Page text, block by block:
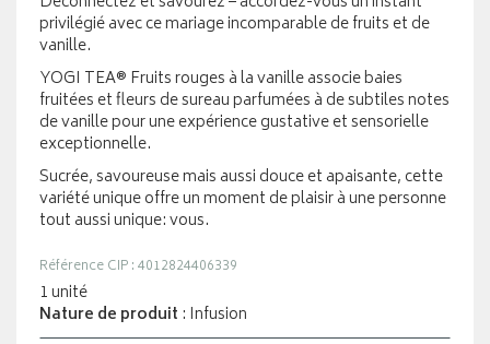
privilégié avec ce mariage incomparable de fruits et de
vanille.
YOGI TEA® Fruits rouges à la vanille associe baies
fruitées et fleurs de sureau parfumées à de subtiles notes
de vanille pour une expérience gustative et sensorielle
exceptionnelle.
Sucrée, savoureuse mais aussi douce et apaisante, cette
variété unique offre un moment de plaisir à une personne
tout aussi unique: vous.
Référence CIP : 4012824406339
1 unité
Nature de produit : Infusion